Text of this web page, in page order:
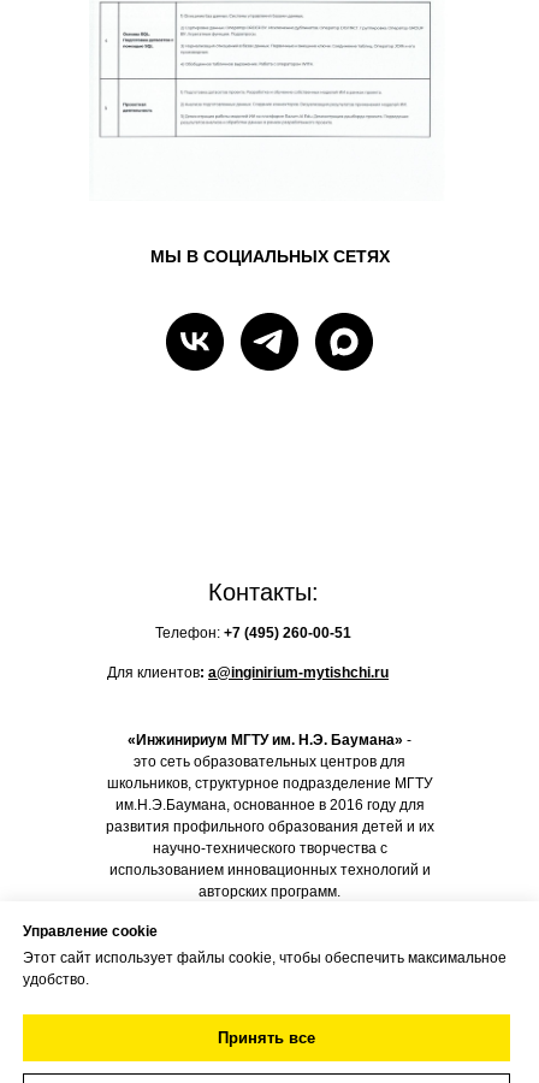
МЫ В СОЦИАЛЬНЫХ СЕТЯХ
Управление cookie
Этот сайт использует файлы cookie, чтобы обеспечить максимальное
удобство.
Принять все
«Инжинириум МГТУ им. Н.Э. Баумана» -
это сеть образовательных центров для
школьников, структурное подразделение МГТУ
им.Н.Э.Баумана, основанное в 2016 году для
развития профильного образования детей и их
научно-технического творчества с
использованием инновационных технологий и
авторских программ.
Телефон: +7 (495) 260-00-51
Для клиентов: a@inginirium-mytishchi.ru
Контакты: